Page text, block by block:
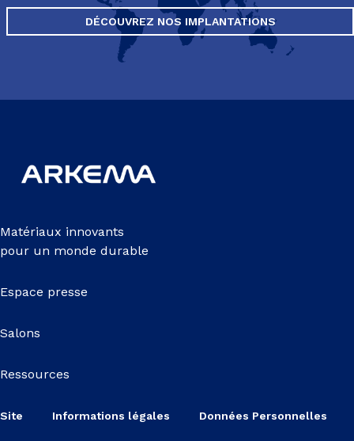
DÉCOUVREZ NOS IMPLANTATIONS
Matériaux innovants
pour un monde durable
Espace presse
Salons
Ressources
Site Informations légales Données Personnelles